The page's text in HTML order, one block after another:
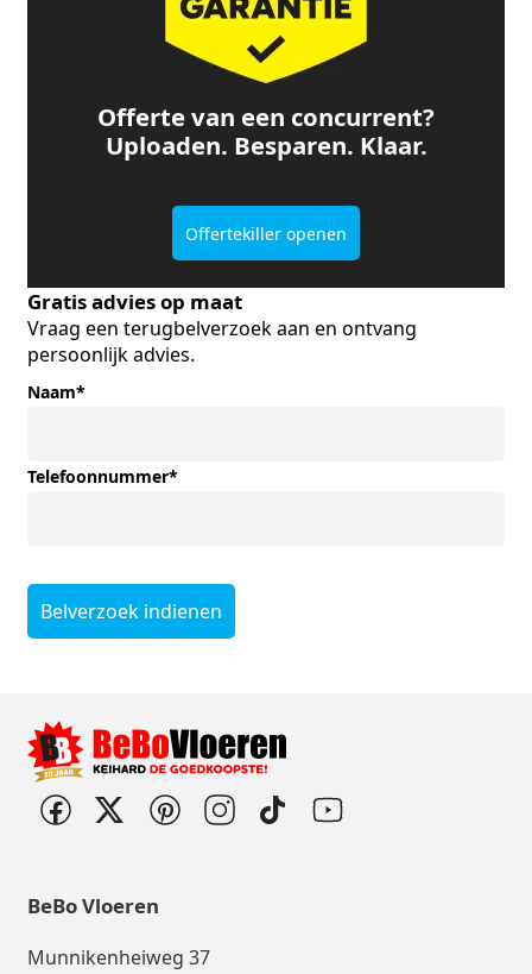
Offerte van een concurrent?
Uploaden. Besparen. Klaar.
Offertekiller openen
Gratis advies op maat
Vraag een terugbelverzoek aan en ontvang
persoonlijk advies.
Naam*
Telefoonnummer*
Belverzoek indienen
BeBo Vloeren
Munnikenheiweg 37